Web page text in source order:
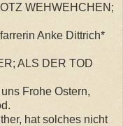
WEHWEHCHEN;
Anke Dittrich*
ALS DER TOD
Frohe Ostern,
hat solches nicht